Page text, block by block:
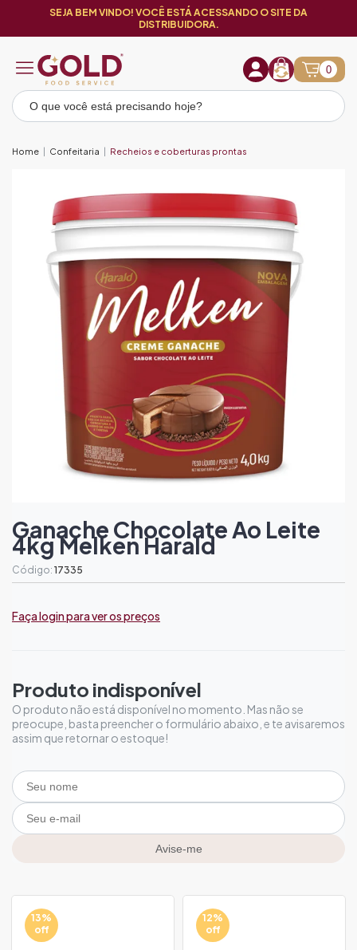
SEJA BEM VINDO! VOCÊ ESTÁ ACESSANDO O SITE DA
DISTRIBUIDORA.
0
Home Confeitaria Recheios e coberturas prontas
Ganache Chocolate Ao Leite
4kg Melken Harald
Código: 17335
Faça login para ver os preços
Produto indisponível
O produto não está disponível no momento. Mas não se
preocupe, basta preencher o formulário abaixo, e te avisaremos
assim que retornar o estoque!
Avise-me
13%
off
12%
off